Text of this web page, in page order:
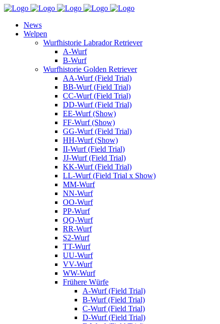
News
Welpen
Wurfhistorie Labrador Retriever
A-Wurf
B-Wurf
Wurfhistorie Golden Retriever
AA-Wurf (Field Trial)
BB-Wurf (Field Trial)
CC-Wurf (Field Trial)
DD-Wurf (Field Trial)
EE-Wurf (Show)
FF-Wurf (Show)
GG-Wurf (Field Trial)
HH-Wurf (Show)
II-Wurf (Field Trial)
JJ-Wurf (Field Trial)
KK-Wurf (Field Trial)
LL-Wurf (Field Trial x Show)
MM-Wurf
NN-Wurf
OO-Wurf
PP-Wurf
QQ-Wurf
RR-Wurf
S2-Wurf
TT-Wurf
UU-Wurf
VV-Wurf
WW-Wurf
Frühere Würfe
A-Wurf (Field Trial)
B-Wurf (Field Trial)
C-Wurf (Field Trial)
D-Wurf (Field Trial)